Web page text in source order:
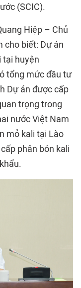
(SCIC).
Hiệp – Chủ
cho biết: Dự án
tại huyện
tổng mức đầu tư
Dự án được cấp
trọng trong
nước Việt Nam
mỏ kali tại Lào
phân bón kali